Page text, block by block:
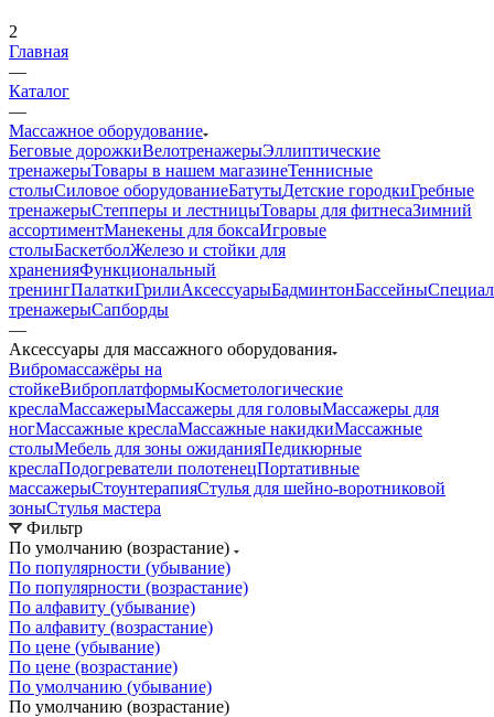
2
Главная
—
Каталог
—
Массажное оборудование
Беговые дорожкиВелотренажерыЭллиптические
тренажерыТовары в нашем магазинеТеннисные
столыСиловое оборудованиеБатутыДетские городкиГребные
тренажерыСтепперы и лестницыТовары для фитнесаЗимний
ассортиментМанекены для боксаИгровые
столыБаскетболЖелезо и стойки для
храненияФункциональный
тренингПалаткиГрилиАксессуарыБадминтонБассейны
тренажерыСапборды
—
Аксессуары для массажного оборудования
Вибромассажёры на
стойкеВиброплатформыКосметологические
креслаМассажерыМассажеры для головыМассажеры для
ногМассажные креслаМассажные накидкиМассажные
столыМебель для зоны ожиданияПедикюрные
креслаПодогреватели полотенецПортативные
массажерыСтоунтерапияСтулья для шейно-воротниковой
зоныСтулья мастера
Фильтр
По умолчанию (возрастание)
По популярности (убывание)
По популярности (возрастание)
По алфавиту (убывание)
По алфавиту (возрастание)
По цене (убывание)
По цене (возрастание)
По умолчанию (убывание)
По умолчанию (возрастание)